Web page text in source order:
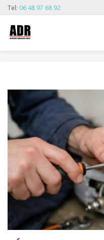
Tel: 06 48 97 68 92